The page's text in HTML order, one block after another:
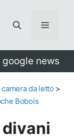
Menu
news
da letto >
Bobois
divani